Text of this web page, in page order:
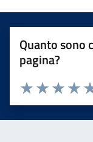
Quanto sono
pagina?
Valuta 3
Valuta 2
Valuta 1 stelle